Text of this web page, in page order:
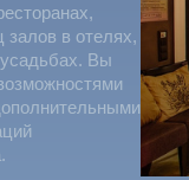
залов в отелях,
усадьбах. Вы